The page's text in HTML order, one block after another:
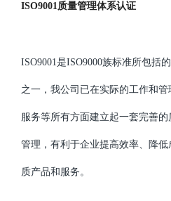
ISO9001质量管理体系认证
ISO9001是ISO9000族标准所包括
之一，我公司已在实际的工作和
服务等所有方面建立起一套完善
管理，有利于企业提高效率、降
质产品和服务。